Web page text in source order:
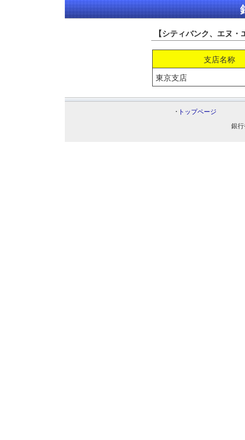
【シティバンク、エヌ・
支店名称
東京支店
･ トップページ
銀